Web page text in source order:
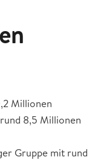
Millionen
8,5 Millionen
Gruppe mit rund